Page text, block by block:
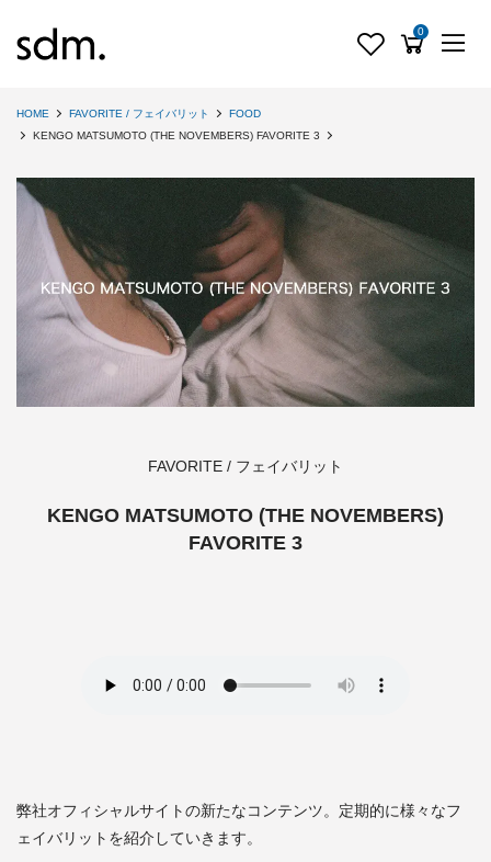
0
HOME FAVORITE / フェイバリット
FOOD
KENGO MATSUMOTO (THE NOVEMBERS) FAVORITE 3
FAVORITE / フェイバリット
KENGO MATSUMOTO (THE NOVEMBERS)
FAVORITE 3
弊社オフィシャルサイトの新たなコンテンツ。定期的に様々なフ
ェイバリットを紹介していきます。